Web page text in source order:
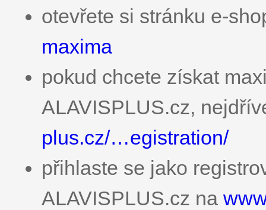
otevřete si stránku e-
maxima
pokud chcete získat
ALAVISPLUS.cz,
plus.cz/…egistration/
přihlaste se jako
ALAVISPLUS.cz na